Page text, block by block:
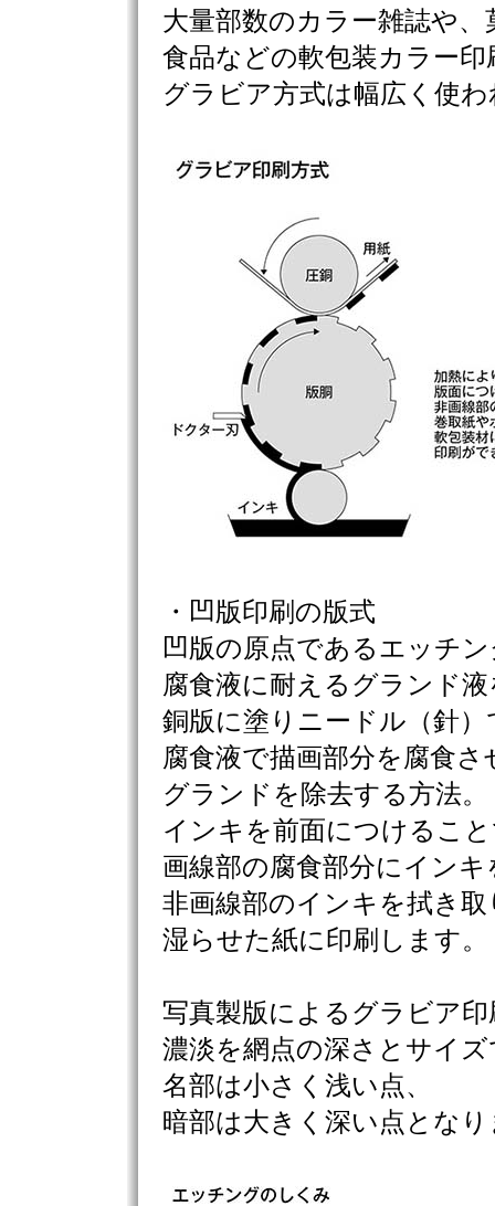
大量部数のカラー雑誌や、
食品などの軟包装カラー印
グラビア方式は幅広く使
・凹版印刷の版式
凹版の原点であるエッチ
腐食液に耐えるグランド液
銅版に塗りニードル（針）
腐食液で描画部分を腐食さ
グランドを除去する方法。
インキを前面につけるこ
画線部の腐食部分にインキ
非画線部のインキを拭き取
湿らせた紙に印刷します。
写真製版によるグラビア
濃淡を網点の深さとサイ
名部は小さく浅い点、
暗部は大きく深い点とな